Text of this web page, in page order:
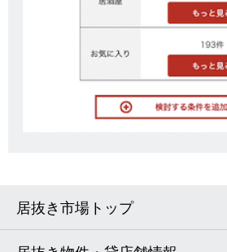
居抜き市場トップ